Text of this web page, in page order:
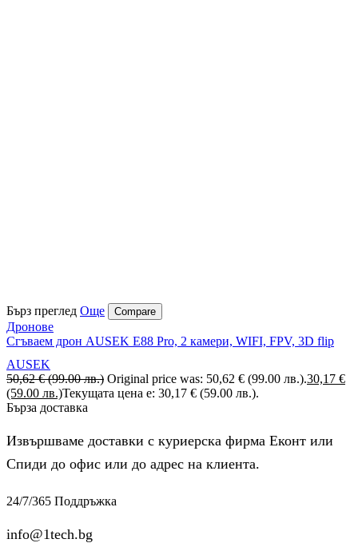
Бърз преглед Още Compare
Дронове
Сгъваем дрон AUSEK E88 Pro, 2 камери, WIFI, FPV, 3D flip
AUSEK
50,62€ (99.00 лв.) Original price was: 50,62 € (99.00 лв.).30,17 €
(59.00 лв.)Текущата цена е: 30,17 € (59.00 лв.).
Бърза доставка
Извършваме доставки с куриерска фирма Еконт или
Спиди до офис или до адрес на клиента.
24/7/365 Поддръжка
info@1tech.bg